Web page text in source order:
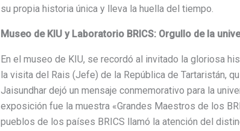
su propia historia única y lleva la huella del tiempo.
Museo de KIU y Laboratorio BRICS: Orgullo de la
En el museo de KIU, se recordó al invitado la gloriosa
la visita del Rais (Jefe) de la República de Tartaristán,
Jaisundhar dejó un mensaje conmemorativo para la
exposición fue la muestra «Grandes Maestros de los
pueblos de los países BRICS llamó la atención del